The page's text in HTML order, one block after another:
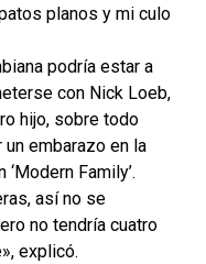
planos y mi culo
podría estar a
con Nick Loeb,
hijo, sobre todo
embarazo en la
Family’.
así no se
no tendría cuatro
explicó.